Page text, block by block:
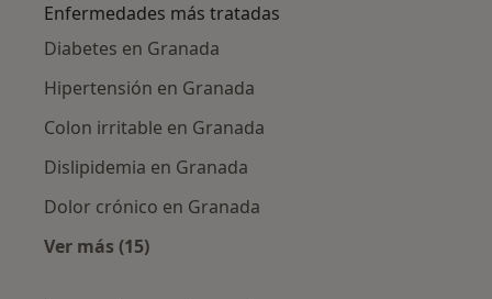
Enfermedades más tratadas
Diabetes en Granada
Hipertensión en Granada
Colon irritable en Granada
Dislipidemia en Granada
Dolor crónico en Granada
Ver más (15)